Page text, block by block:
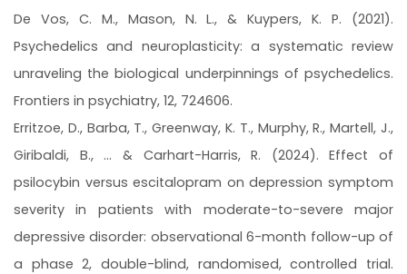
De Vos, C. M., Mason, N. L., & Kuypers, K. P. (2021).
Psychedelics and neuroplasticity: a systematic review
unraveling the biological underpinnings of psychedelics.
Frontiers in psychiatry, 12, 724606.
Erritzoe, D., Barba, T., Greenway, K. T., Murphy, R., Martell, J.,
Giribaldi, B., ... & Carhart-Harris, R. (2024). Effect of
psilocybin versus escitalopram on depression symptom
severity in patients with moderate-to-severe major
depressive disorder: observational 6-month follow-up of
a phase 2, double-blind, randomised, controlled trial.